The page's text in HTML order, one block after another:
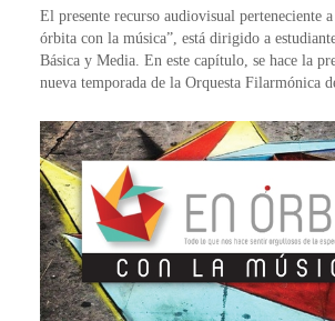
El presente recurso audiovisual perteneciente
órbita con la música”, está dirigido a
Básica y Media. En este capítulo, se hace la
nueva temporada de la Orquesta Filarmónica